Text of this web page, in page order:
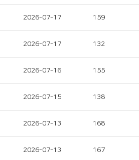
2026-07-17 159
2026-07-17 132
2026-07-16 155
2026-07-15 138
2026-07-13 168
2026-07-13 167